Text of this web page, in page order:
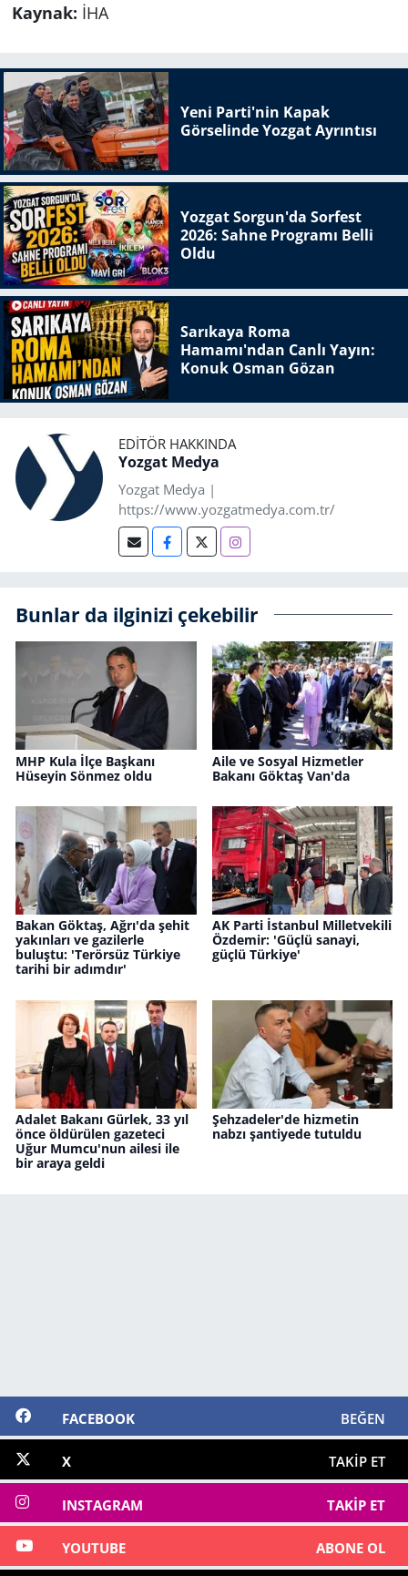
Kaynak: İHA
Yeni Parti'nin Kapak
Görselinde Yozgat Ayrıntısı
Yozgat Sorgun'da Sorfest
2026: Sahne Programı Belli
Oldu
Sarıkaya Roma
Hamamı'ndan Canlı Yayın:
Konuk Osman Gözan
EDITÖR HAKKINDA
Yozgat Medya
Yozgat Medya |
https://www.yozgatmedya.com.tr/
Bunlar da ilginizi çekebilir
MHP Kula İlçe Başkanı
Hüseyin Sönmez oldu
Aile ve Sosyal Hizmetler
Bakanı Göktaş Van'da
Bakan Göktaş, Ağrı'da şehit
yakınları ve gazilerle
buluştu: 'Terörsüz Türkiye
tarihi bir adımdır'
AK Parti İstanbul Milletvekili
Özdemir: 'Güçlü sanayi,
güçlü Türkiye'
Adalet Bakanı Gürlek, 33 yıl
önce öldürülen gazeteci
Uğur Mumcu'nun ailesi ile
bir araya geldi
Şehzadeler'de hizmetin
nabzı şantiyede tutuldu
FACEBOOK BEĞEN
X TAKIP ET
INSTAGRAM TAKIP ET
YOUTUBE ABONE OL